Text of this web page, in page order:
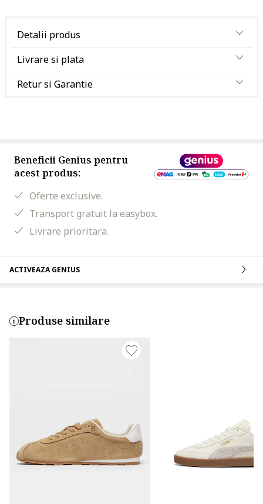
Detalii produs
Livrare si plata
Retur si Garantie
Beneficii Genius pentru
acest produs:
Oferte exclusive.
Transport gratuit la easybox.
Livrare prioritara.
ACTIVEAZA GENIUS
Produse similare